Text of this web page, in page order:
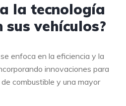
la tecnología
vehículos?
se enfoca en la eficiencia y la
innovaciones para
combustible y una mayor